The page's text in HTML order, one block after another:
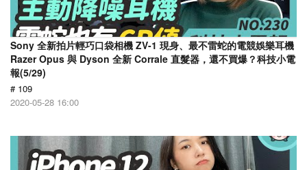
Sony 全新拍片輕巧口袋相機 ZV-1 現身、最不雷蛇的電競娛樂耳機
Razer Opus 與 Dyson 全新 Corrale 直髮器，還不買爆？科技小電
報(5/29)
# 109
2020-05-28 16:00